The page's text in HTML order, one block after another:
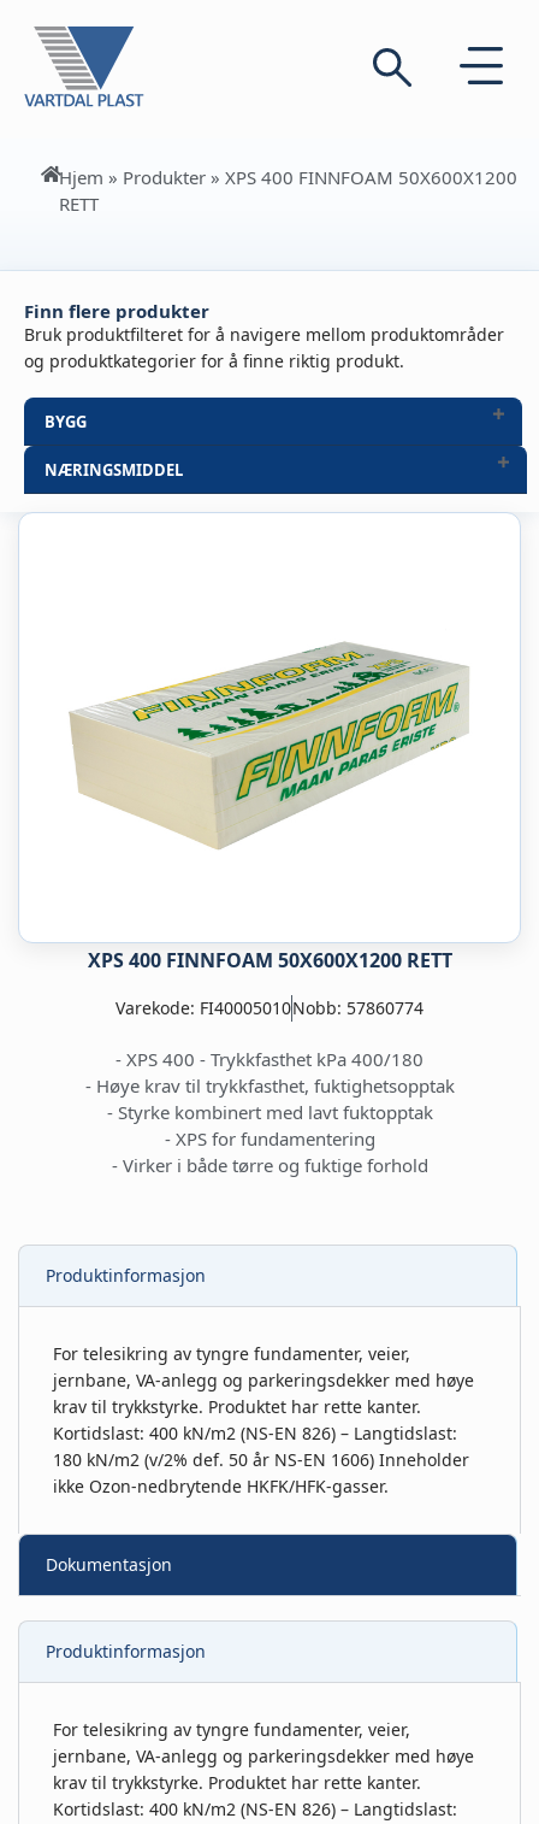
Hjem » Produkter »XPS 400 FINNFOAM 50X600X1200
RETT
Finn flere produkter
Bruk produktfilteret for å navigere mellom produktområder
og produktkategorier for å finne riktig produkt.
BYGG
NÆRINGSMIDDEL
XPS 400 FINNFOAM 50X600X1200 RETT
Varekode: FI40005010Nobb: 57860774
- XPS 400 - Trykkfasthet kPa 400/180
- Høye krav til trykkfasthet, fuktighetsopptak
- Styrke kombinert med lavt fuktopptak
- XPS for fundamentering
- Virker i både tørre og fuktige forhold
Produktinformasjon
For telesikring av tyngre fundamenter, veier,
jernbane, VA-anlegg og parkeringsdekker med høye
krav til trykkstyrke. Produktet har rette kanter.
Kortidslast: 400 kN/m2 (NS-EN 826) – Langtidslast:
180 kN/m2 (v/2% def. 50 år NS-EN 1606) Inneholder
ikke Ozon-nedbrytende HKFK/HFK-gasser.
Dokumentasjon
Produktinformasjon
For telesikring av tyngre fundamenter, veier,
jernbane, VA-anlegg og parkeringsdekker med høye
krav til trykkstyrke. Produktet har rette kanter.
Kortidslast: 400 kN/m2 (NS-EN 826) – Langtidslast: